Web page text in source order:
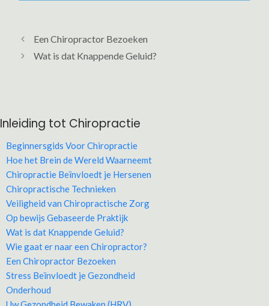
Een Chiropractor Bezoeken
Wat is dat Knappende Geluid?
Inleiding tot Chiropractie
Beginnersgids Voor Chiropractie
Hoe het Brein de Wereld Waarneemt
Chiropractie Beïnvloedt je Hersenen
Chiropractische Technieken
Veiligheid van Chiropractische Zorg
Op bewijs Gebaseerde Praktijk
Wat is dat Knappende Geluid?
Wie gaat er naar een Chiropractor?
Een Chiropractor Bezoeken
Stress Beïnvloedt je Gezondheid
Onderhoud